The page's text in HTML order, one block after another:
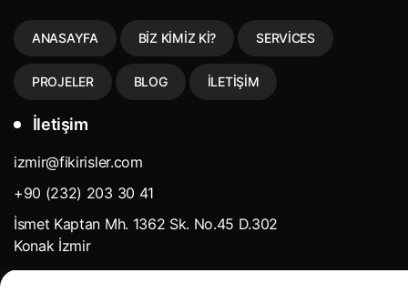
ANASAYFA BIZ KIMIZ KI? SERVICES
PROJELER BLOG İLETIŞIM
İletişim
izmir@fikirisler.com
+90 (232) 203 30 41
İsmet Kaptan Mh. 1362 Sk. No.45 D.302
Konak İzmir